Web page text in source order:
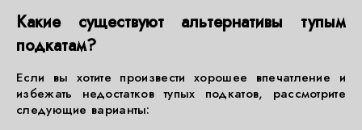
Какие существуют альтернативы тупым
подкатам?
Если вы хотите произвести хорошее впечатление и
избежать недостатков тупых подкатов, рассмотрите
следующие варианты: